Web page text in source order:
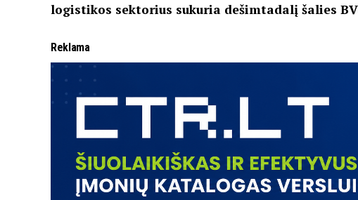
logistikos sektorius sukuria dešimtadalį šalies
Reklama